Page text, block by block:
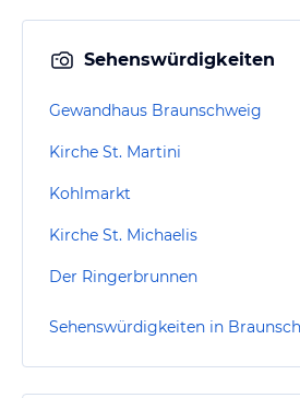
Sehenswürdigkeiten
Gewandhaus Braunschweig
Kirche St. Martini
Kohlmarkt
Kirche St. Michaelis
Der Ringerbrunnen
Sehenswürdigkeiten in